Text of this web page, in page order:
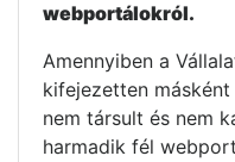
webportálokról.
Amennyiben a
kifejezetten
nem társult és nem
harmadik fél